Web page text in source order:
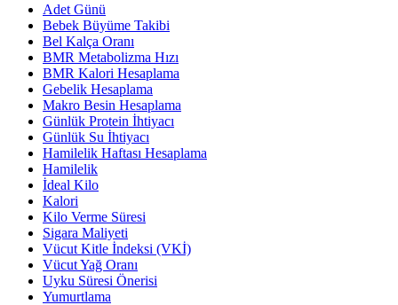
Adet Günü
Bebek Büyüme Takibi
Bel Kalça Oranı
BMR Metabolizma Hızı
BMR Kalori Hesaplama
Gebelik Hesaplama
Makro Besin Hesaplama
Günlük Protein İhtiyacı
Günlük Su İhtiyacı
Hamilelik Haftası Hesaplama
Hamilelik
İdeal Kilo
Kalori
Kilo Verme Süresi
Sigara Maliyeti
Vücut Kitle İndeksi (VKİ)
Vücut Yağ Oranı
Uyku Süresi Önerisi
Yumurtlama